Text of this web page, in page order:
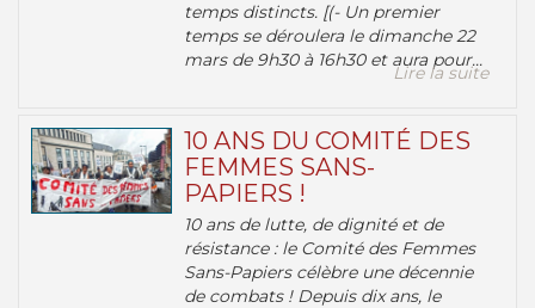
temps distincts. [(- Un premier
temps se déroulera le dimanche 22
mars de 9h30 à 16h30 et aura pour...
Lire la suite
10 ANS DU COMITÉ DES
FEMMES SANS-
PAPIERS !
10 ans de lutte, de dignité et de
résistance : le Comité des Femmes
Sans-Papiers célèbre une décennie
de combats ! Depuis dix ans, le